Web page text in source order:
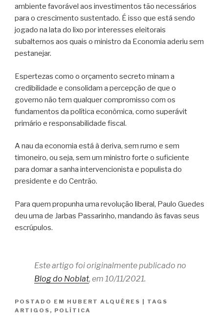
ambiente favorável aos investimentos tão necessários
para o crescimento sustentado. É isso que está sendo
jogado na lata do lixo por interesses eleitorais
subalternos aos quais o ministro da Economia aderiu sem
pestanejar.
Espertezas como o orçamento secreto minam a
credibilidade e consolidam a percepção de que o
governo não tem qualquer compromisso com os
fundamentos da política econômica, como superávit
primário e responsabilidade fiscal.
A nau da economia está à deriva, sem rumo e sem
timoneiro, ou seja, sem um ministro forte o suficiente
para domar a sanha intervencionista e populista do
presidente e do Centrão.
Para quem propunha uma revolução liberal, Paulo Guedes
deu uma de Jarbas Passarinho, mandando às favas seus
escrúpulos.
Este artigo foi originalmente publicado no
Blog do Noblat, em 10/11/2021.
POSTADO EM HUBERT ALQUÉRES
TAGS
ARTIGOS , POLÍTICA